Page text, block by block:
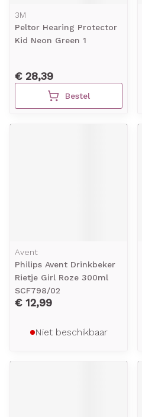
3M
Peltor Hearing Protector
Kid Neon Green 1
€ 28,39
Bestel
Avent
Philips Avent Drinkbeker
Rietje Girl Roze 300ml
SCF798/02
€ 12,99
Niet beschikbaar